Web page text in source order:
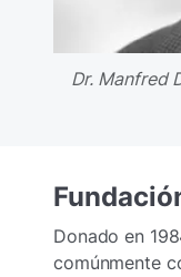
Dr. Manfred
Donado en
comúnmente